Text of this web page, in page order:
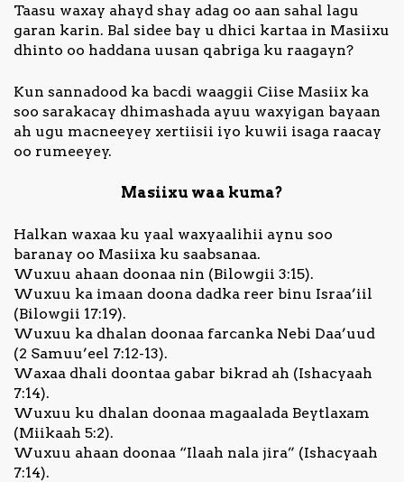
Taasu waxay ahayd shay adag oo aan sahal lagu
garan karin. Bal sidee bay u dhici kartaa in Masiixu
dhinto oo haddana uusan qabriga ku raagayn?
Kun sannadood ka bacdi waaggii Ciise Masiix ka
soo sarakacay dhimashada ayuu waxyigan bayaan
ah ugu macneeyey xertiisii iyo kuwii isaga raacay
oo rumeeyey.
Masiixu waa kuma?
Halkan waxaa ku yaal waxyaalihii aynu soo
baranay oo Masiixa ku saabsanaa.
Wuxuu ahaan doonaa nin (Bilowgii 3:15).
Wuxuu ka imaan doona dadka reer binu Israa’iil
(Bilowgii 17:19).
Wuxuu ka dhalan doonaa farcanka Nebi Daa’uud
(2 Samuu’eel 7:12-13).
Waxaa dhali doontaa gabar bikrad ah (Ishacyaah
7:14).
Wuxuu ku dhalan doonaa magaalada Beytlaxam
(Miikaah 5:2).
Wuxuu ahaan doonaa “Ilaah nala jira” (Ishacyaah
7:14).